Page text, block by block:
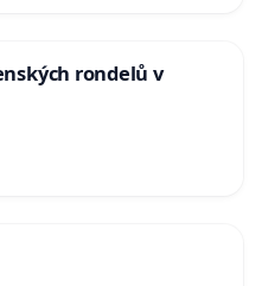
rondelů v